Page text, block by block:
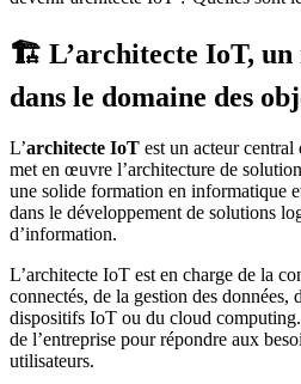
🏗️ L’architecte IoT, un
dans le domaine des
L’architecte IoT est un acteur
met en œuvre l’architecture de
une solide formation en informatique
dans le développement de solutions
d’information.
L’architecte IoT est en charge de la
connectés, de la gestion des
dispositifs IoT ou du cloud
de l’entreprise pour répondre aux
utilisateurs.